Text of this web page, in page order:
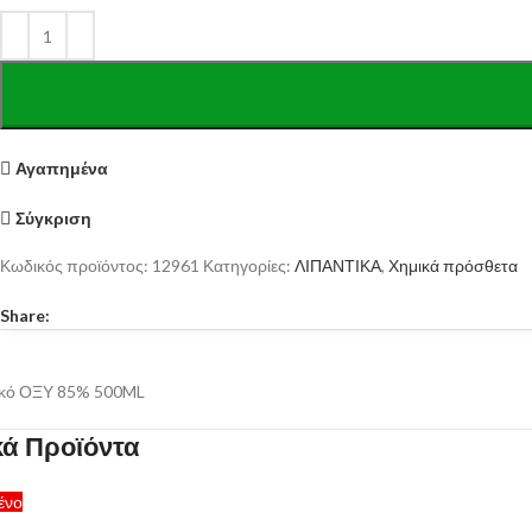
Αγαπημένα
Σύγκριση
Κωδικός προϊόντος: 12961 Κατηγορίες: ΛΙΠΑΝΤΙΚΑ, Χημικά πρόσθετα
Share:
ΟΞΥ 85% 500ML
Προϊόντα